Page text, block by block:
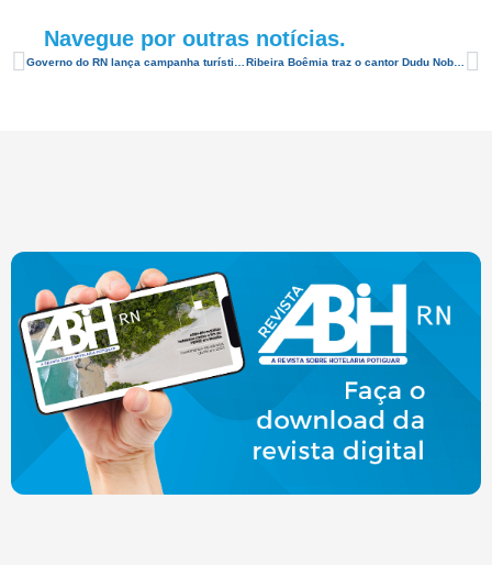
Navegue por outras notícias.
Governo do RN lança campanha turística “Tudo Começa Aqui” Ribeira Boêmia traz o cantor Dudu Nobre a Natal